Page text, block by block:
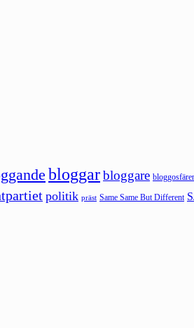
bloggarbloggare
politik präst Same Same But Different